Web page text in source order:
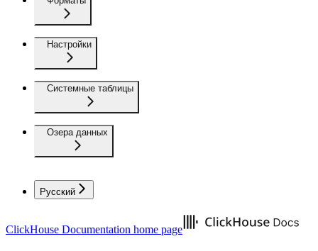
Настройки
Системные таблицы
Озера данных
Русский
ClickHouse Documentation home page